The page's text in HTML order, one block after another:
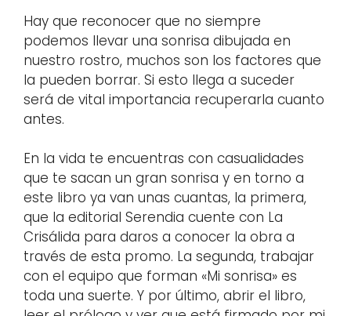
Hay que reconocer que no siempre
podemos llevar una sonrisa dibujada en
nuestro rostro, muchos son los factores que
la pueden borrar. Si esto llega a suceder
será de vital importancia recuperarla cuanto
antes.
En la vida te encuentras con casualidades
que te sacan un gran sonrisa y en torno a
este libro ya van unas cuantas, la primera,
que la editorial Serendia cuente con La
Crisálida para daros a conocer la obra a
través de esta promo. La segunda, trabajar
con el equipo que forman «Mi sonrisa» es
toda una suerte. Y por último, abrir el libro,